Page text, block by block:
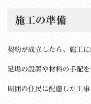
施工の準備
契約が成立したら、施工
足場の設置や材料の手配
周囲の住民に配慮した工